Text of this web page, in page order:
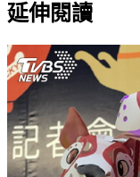
延伸閱讀